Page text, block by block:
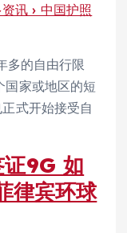
讯 › 中国护照
多的自由行限
家或地区的短
式开始接受自
证9G 如
律宾环球